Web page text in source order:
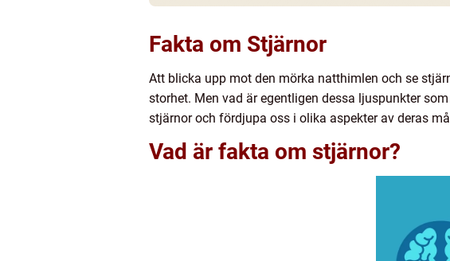
Fakta om Stjärnor
Att blicka upp mot den mörka natthimlen och se
storhet. Men vad är egentligen dessa ljuspunkter
stjärnor och fördjupa oss i olika aspekter av deras
Vad är fakta om stjärnor?